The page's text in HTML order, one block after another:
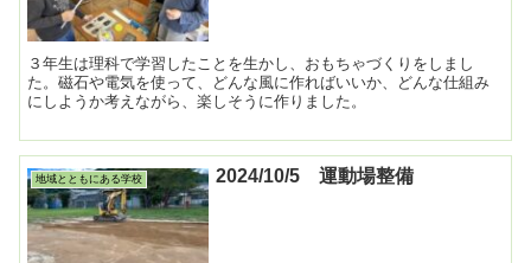
３年生は理科で学習したことを生かし、おもちゃづくりをしまし
た。磁石や電気を使って、どんな風に作ればいいか、どんな仕組み
にしようか考えながら、楽しそうに作りました。
地域とともにある学校 2024/10/5 運動場整備